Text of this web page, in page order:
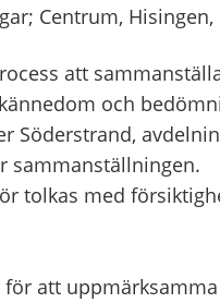
Centrum,
att
och
Söderstrand,
sammanställningen.
tolkas med
att